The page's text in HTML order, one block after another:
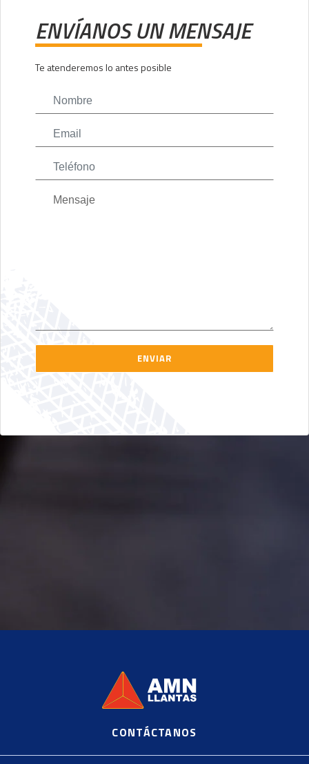
ENVÍANOS UN MENSAJE
Te atenderemos lo antes posible
ENVIAR
2020, AMN Supplier Llantas https://es.shopify.com
CONTÁCTANOS